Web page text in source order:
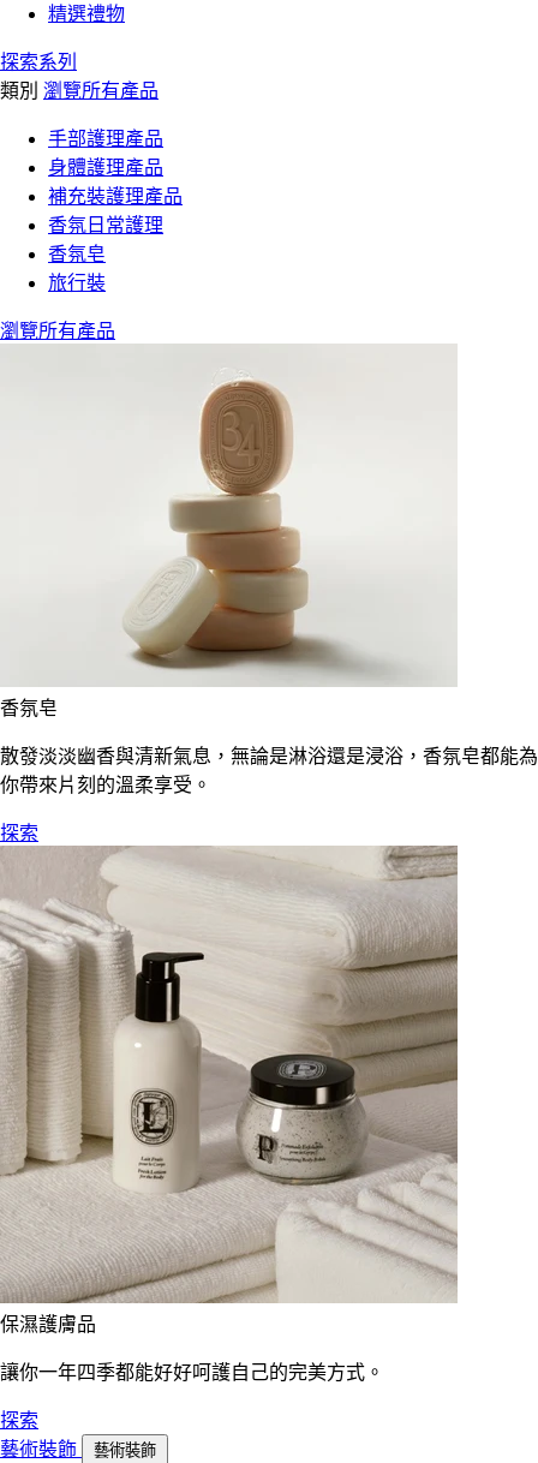
精選禮物
探索系列
類別 瀏覽所有產品
手部護理產品
身體護理產品
補充裝護理產品
香氛日常護理
香氛皂
旅行裝
瀏覽所有產品
香氛皂
散發淡淡幽香與清新氣息，無論是淋浴還是浸浴，香氛皂都能為
你帶來片刻的溫柔享受。
探索
保濕護膚品
讓你一年四季都能好好呵護自己的完美方式。
探索
藝術裝飾
藝術裝飾